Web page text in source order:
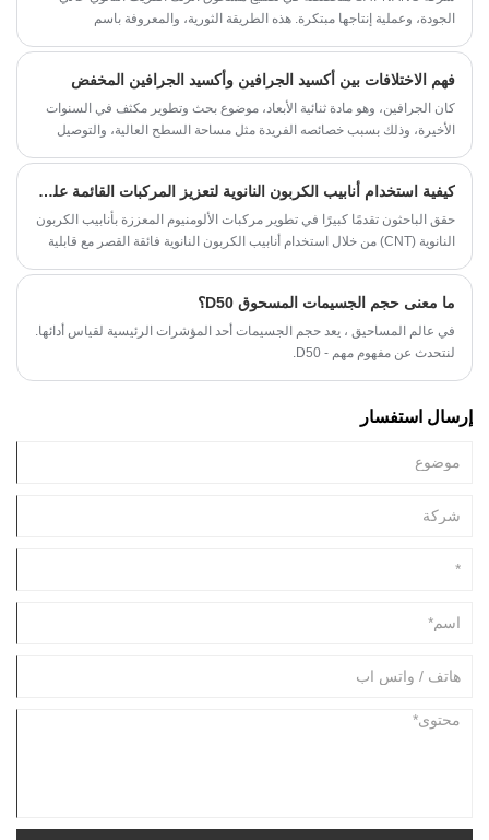
الجودة، وعملية إنتاجها مبتكرة. هذه الطريقة الثورية، والمعروفة باسم
الطرق التقليدية مثل الطرق الحرارية المائية، والترسيب المشترك، والطرق
بمساعدة الميكروويف، فإن طريقة الاستئصال بالليزر النبضي أسرع وأكثر خضرة
لأنها لا تنتج نفايات والمواد النانوية المنتجة نقية مع عيوب أقل.
فهم الاختلافات بين أكسيد الجرافين وأكسيد الجرافين المخفض
كان الجرافين، وهو مادة ثنائية الأبعاد، موضوع بحث وتطوير مكثف في السنوات
الأخيرة، وذلك بسبب خصائصه الفريدة مثل مساحة السطح العالية، والتوصيل
هذا، سنناقش الشكلين الأكثر شيوعًا للجرافين - أكسيد الجرافين (GO) وأكسيد
الجرافين المخفض (rGO)، والاختلافات بينهما.
كيفية استخدام أنابيب الكربون النانوية لتعزيز المركبات القائمة على الألومنيوم
حقق الباحثون تقدمًا كبيرًا في تطوير مركبات الألومنيوم المعززة بأنابيب الكربون
النانوية (CNT) من خلال استخدام أنابيب الكربون النانوية فائقة القصر مع قابلية
تشتت CNT بين الحبيبات، فإن مركب الأنابيب النانوية الكربونية/الألومنيوم داخل
البلورات يتمتع بقدرة أقوى على تثبيت الاضطرابات والحفاظ عليها، مما يؤدي إلى
تعزيز القوة والليونة. توفر استراتيجية التشتت داخل البلورات المبتكرة هذه
ما معنى حجم الجسيمات المسحوق D50؟
في عالم المساحيق ، يعد حجم الجسيمات أحد المؤشرات الرئيسية لقياس أدائها.
لنتحدث عن مفهوم مهم - D50.
إرسال استفسار